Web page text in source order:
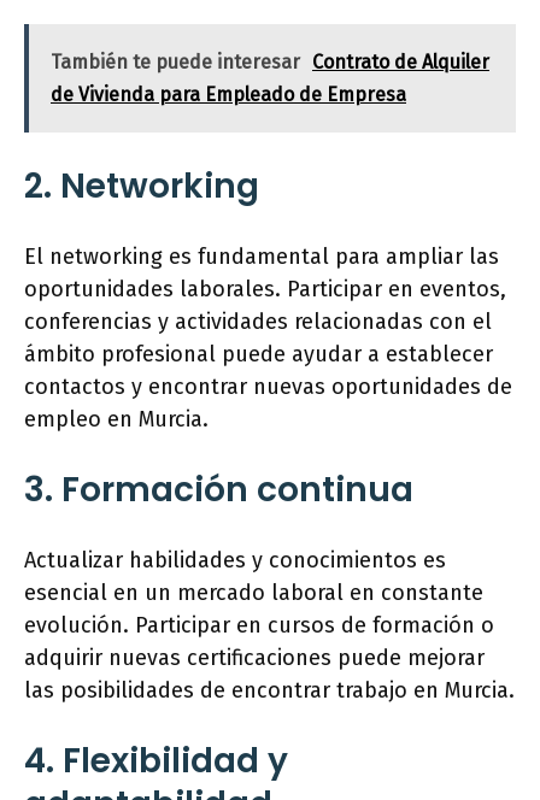
También te puede interesar Contrato de Alquiler
de Vivienda para Empleado de Empresa
2. Networking
El networking es fundamental para ampliar las
oportunidades laborales. Participar en eventos,
conferencias y actividades relacionadas con el
ámbito profesional puede ayudar a establecer
contactos y encontrar nuevas oportunidades de
empleo en Murcia.
3. Formación continua
Actualizar habilidades y conocimientos es
esencial en un mercado laboral en constante
evolución. Participar en cursos de formación o
adquirir nuevas certificaciones puede mejorar
las posibilidades de encontrar trabajo en Murcia.
4. Flexibilidad y